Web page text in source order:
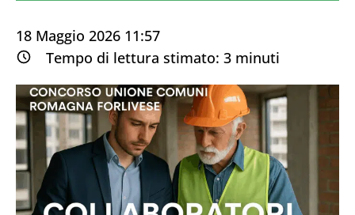
18 Maggio 2026 11:57
Tempo di lettura stimato: 3 minuti